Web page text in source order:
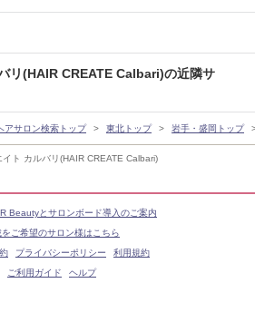
イト カルバリ(HAIR CREATE Calbari)
リ(HAIR CREATE Calbari)の近隣サ
アサロン検索トップ 東北トップ 岩手・盛岡トップ
Beautyとサロンボード導入のご案内
をご希望のサロン様はこちら
プライバシーポリシー
利用規約
ご利用ガイド
ヘルプ